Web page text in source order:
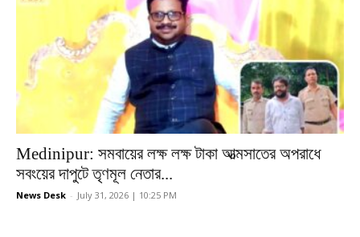
Medinipur: সমবায়ের লক্ষ লক্ষ টাকা আত্মসাতের অপরাধে
সবংয়ের দাপুটে তৃণমূল নেতার...
News Desk - July 31, 2026 | 10:25 PM